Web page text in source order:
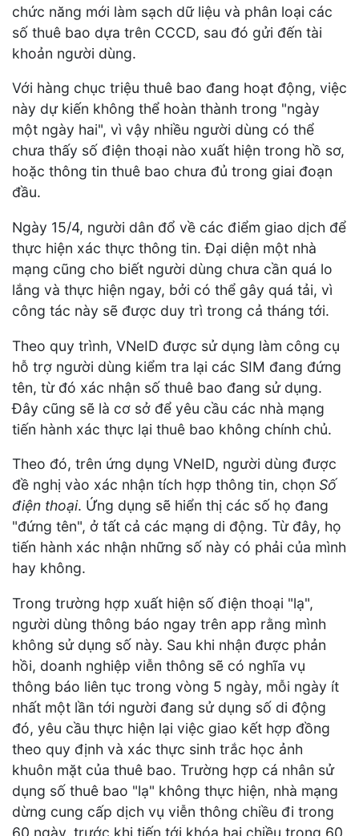
chức năng mới làm sạch dữ liệu và phân loại các
số thuê bao dựa trên CCCD, sau đó gửi đến tài
khoản người dùng.
Với hàng chục triệu thuê bao đang hoạt động, việc
này dự kiến không thể hoàn thành trong "ngày
một ngày hai", vì vậy nhiều người dùng có thể
chưa thấy số điện thoại nào xuất hiện trong hồ sơ,
hoặc thông tin thuê bao chưa đủ trong giai đoạn
đầu.
Ngày 15/4, người dân đổ về các điểm giao dịch để
thực hiện xác thực thông tin. Đại diện một nhà
mạng cũng cho biết người dùng chưa cần quá lo
lắng và thực hiện ngay, bởi có thể gây quá tải, vì
công tác này sẽ được duy trì trong cả tháng tới.
Theo quy trình, VNeID được sử dụng làm công cụ
hỗ trợ người dùng kiểm tra lại các SIM đang đứng
tên, từ đó xác nhận số thuê bao đang sử dụng.
Đây cũng sẽ là cơ sở để yêu cầu các nhà mạng
tiến hành xác thực lại thuê bao không chính chủ.
Theo đó, trên ứng dụng VNeID, người dùng được
đề nghị vào xác nhận tích hợp thông tin, chọn Số
điện thoại. Ứng dụng sẽ hiển thị các số họ đang
"đứng tên", ở tất cả các mạng di động. Từ đây, họ
tiến hành xác nhận những số này có phải của mình
hay không.
Trong trường hợp xuất hiện số điện thoại "lạ",
người dùng thông báo ngay trên app rằng mình
không sử dụng số này. Sau khi nhận được phản
hồi, doanh nghiệp viễn thông sẽ có nghĩa vụ
thông báo liên tục trong vòng 5 ngày, mỗi ngày ít
nhất một lần tới người đang sử dụng số di động
đó, yêu cầu thực hiện lại việc giao kết hợp đồng
theo quy định và xác thực sinh trắc học ảnh
khuôn mặt của thuê bao. Trường hợp cá nhân sử
dụng số thuê bao "lạ" không thực hiện, nhà mạng
dừng cung cấp dịch vụ viễn thông chiều đi trong
60 ngày, trước khi tiến tới khóa hai chiều trong 60